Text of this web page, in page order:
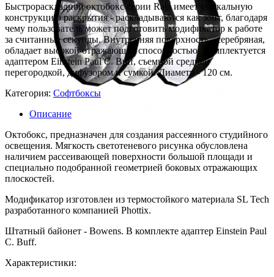
Быстрораскладной октобокс серии Raja имеет уникальную
конструкцию раскрытия - раскладываются как зонт, благодаря
чему пользователь может подготовить модификатор к работе
за считанные секунды. Внутренняя поверхность - серебряная,
обладает высокой отражающей способностью. Комплектуется
адаптером Einstein Paul C. Buff, съемной средней
перегородкой, дифузором и сумкой. Диаметр - 120 см.
Категория: Софтбоксы
Описание
Октобокс, предназначен для создания рассеянного студийного
освещения. Мягкость светотеневого рисунка обусловлена
наличием рассеивающей поверхности большой площади и
специально подобранной геометрией боковых отражающих
плоскостей.
Модификатор изготовлен из термостойкого материала SL Tech
разработанного компанией Phottix.
Штатный байонет - Bowens. В комплекте адаптер Einstein Paul
C. Buff.
Характеристики: